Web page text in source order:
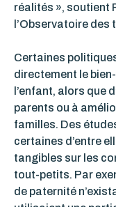
réalités », soutient
l’Observatoire des
Certaines
directement le
l’enfant, alors que
parents ou à
familles. Des
certaines d’entre
tangibles sur les
tout-petits. Par
de paternité